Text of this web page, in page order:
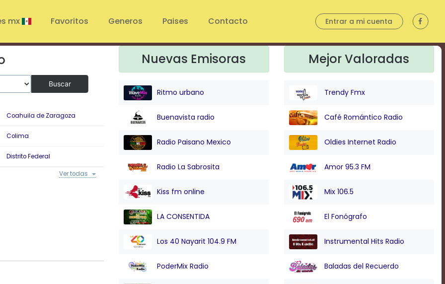
mx Favoritos Generos Paises Contacto Entrar a mi cuenta
Buscar
Coahuila de Zaragoza
Colima
Distrito Federal
Durango
Estado de Mexico
Mexico
Ver todas
Nuevas Emisoras
Ritmo urbano
Buenavista radio
Radio Paisano Mexico
Radio La Sabrosita
Kiss fm online
LA CONSENTIDA
Los 40 Nayarit 104.9 FM
PoderMix Radio
Mejor Valoradas
Trendy Fmx
Café Romántico Radio
Oldies Internet Radio
Amor 95.3 FM
Mix 106.5
El Fonógrafo
Instrumental Hits Radio
Baladas del Recuerdo